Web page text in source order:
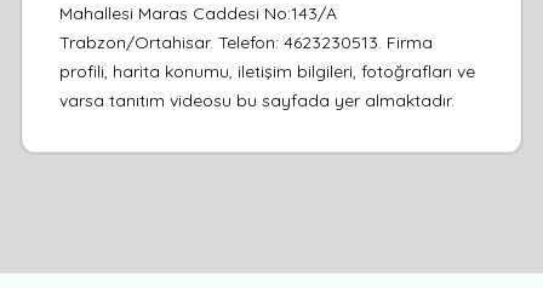
Mahallesi Maras Caddesi No:143/A
Trabzon/Ortahisar. Telefon: 4623230513. Firma
profili, harita konumu, iletişim bilgileri, fotoğrafları ve
varsa tanıtım videosu bu sayfada yer almaktadır.